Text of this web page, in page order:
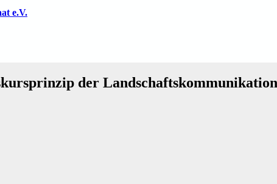
e.V.
der Landschaftskommunikation